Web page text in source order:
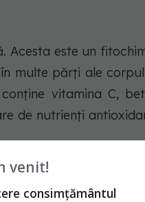
Acesta este un
multe părți ale
vitamina C,
de nutrienți
venit!
consimțământul